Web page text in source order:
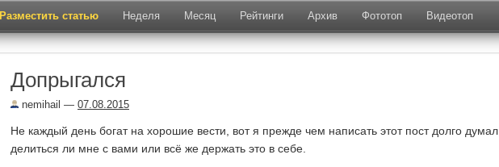
Разместить статью Неделя Месяц Рейтинги Архив Фототоп Видеотоп
Допрыгался
nemihail — 07.08.2015
Не каждый день богат на хорошие вести, вот я прежде чем написать этот пост долго думал,
делиться ли мне с вами или всё же держать это в себе.